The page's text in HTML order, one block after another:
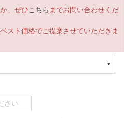
、ぜひこちら までお問い合わせくだ
スト価格でご提案させていただきま